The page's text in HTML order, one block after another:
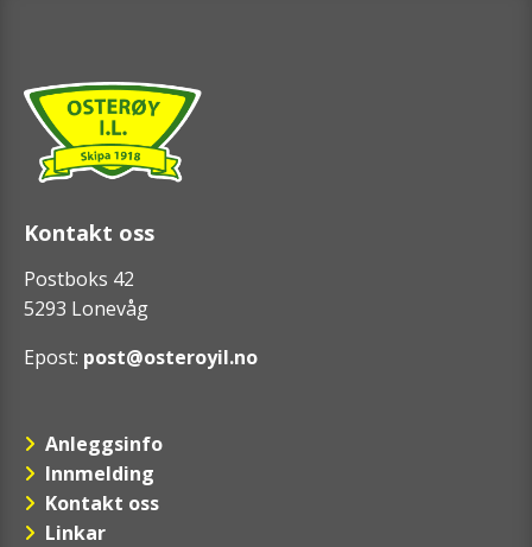
Kontakt oss
Postboks 42
5293 Lonevåg
Epost: post@osteroyil.no
Anleggsinfo
Innmelding
Kontakt oss
Linkar